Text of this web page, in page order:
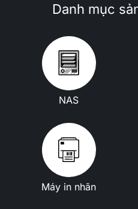
Danh mục
NAS
Máy in nhãn